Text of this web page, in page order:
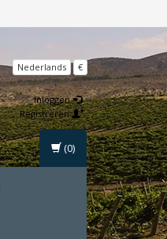
Nederlands €
Inloggen
Registreren
(0)